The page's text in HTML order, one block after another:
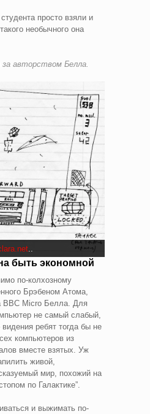
просто взяли и
необычного она
авторством Белла.
быть экономной
по-колхозному
Брэбеном Атома,
BBC Micro Белла. Для
не самый слабый,
ребят тогда бы не
компьютеров из
вместе взятых. Уж
живой,
мир, похожий на
по Галактике”.
и выжимать по-